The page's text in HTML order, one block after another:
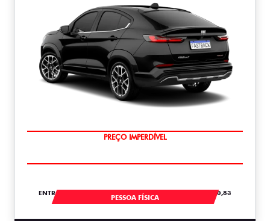
COM USADO NA TROCA
ENTRADA DE R$ 107.443,00 +18 PARCELAS DE R$ 2.820,83
PESSOA FÍSICA